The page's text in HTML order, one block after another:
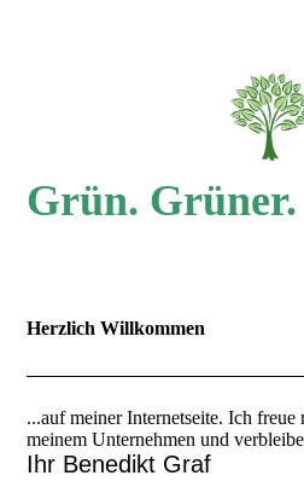
Grün.
Herzlich Willkommen
...auf meiner Internetseite. Ich freue
meinem Unternehmen und
Ihr Benedikt Graf